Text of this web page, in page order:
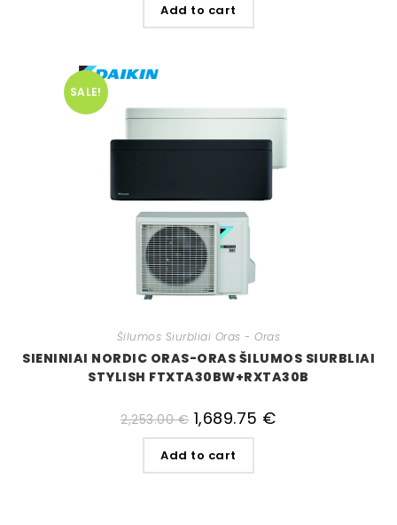
Add to cart
SALE!
Šilumos Siurbliai Oras - Oras
SIENINIAI NORDIC ORAS-ORAS ŠILUMOS SIURBLIAI
STYLISH FTXTA30BW+RXTA30B
2,253.00€ 1,689.75 €
Add to cart